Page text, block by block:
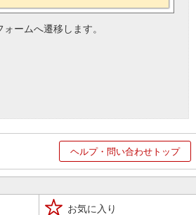
ォームへ遷移します。
ヘルプ・問い合わせトップ
お気に入り